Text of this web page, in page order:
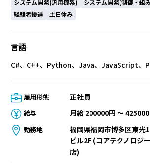
システム開発(汎用機系)
システム開発(制御・組
経験者優遇
土日休み
言語
C#、C++、Python、Java、JavaScript、
雇用形態 正社員
給与 月給 200000円 〜
勤務地
福岡県福岡市博多区東光
ビル2F (コアテクノロジ
店)